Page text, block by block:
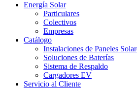
Energía Solar
Particulares
Colectivos
Empresas
Catálogo
Instalaciones de Paneles
Soluciones de Baterías
Sistema de Respaldo
Cargadores EV
Servicio al Cliente